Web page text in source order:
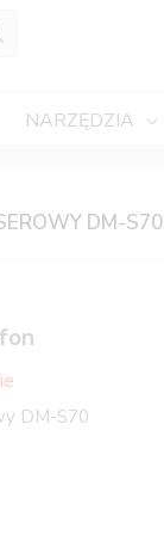
NARZĘDZIA
DM-S70
DM-S70